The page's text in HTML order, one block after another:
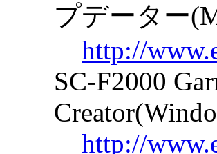
プデーター
http://
SC-F2000
http://